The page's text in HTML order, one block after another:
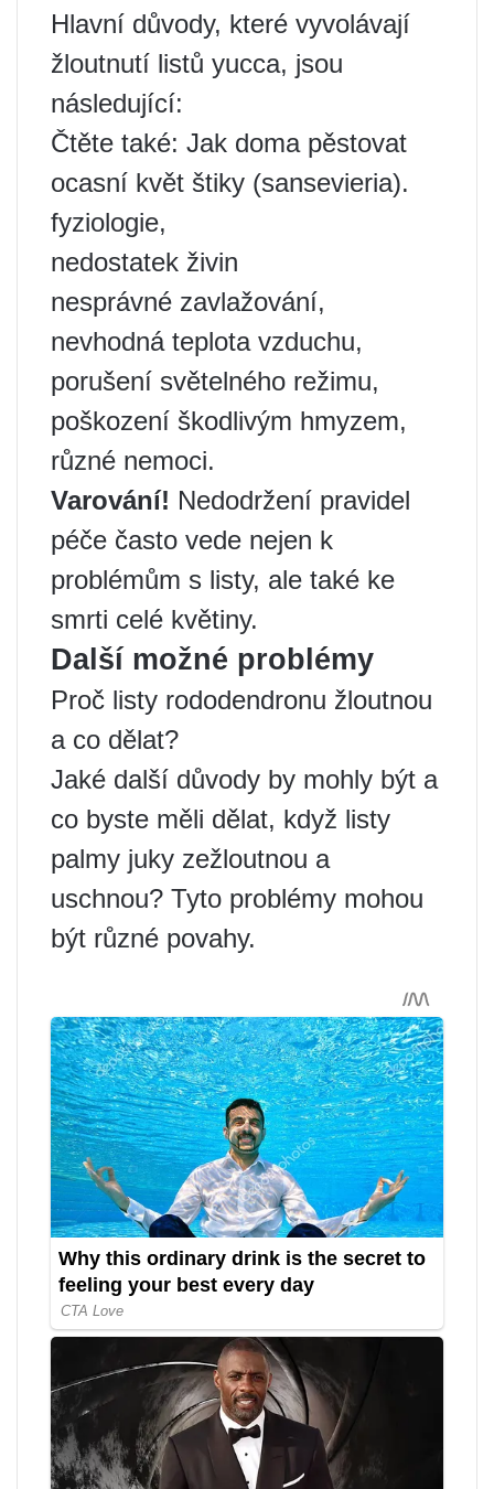
Hlavní důvody, které vyvolávají
žloutnutí listů yucca, jsou
následující:
Čtěte také: Jak doma pěstovat
ocasní květ štiky (sansevieria).
fyziologie,
nedostatek živin
nesprávné zavlažování,
nevhodná teplota vzduchu,
porušení světelného režimu,
poškození škodlivým hmyzem,
různé nemoci.
Varování! Nedodržení pravidel
péče často vede nejen k
problémům s listy, ale také ke
smrti celé květiny.
Další možné problémy
Proč listy rododendronu žloutnou
a co dělat?
Jaké další důvody by mohly být a
co byste měli dělat, když listy
palmy juky zežloutnou a
uschnou? Tyto problémy mohou
být různé povahy.